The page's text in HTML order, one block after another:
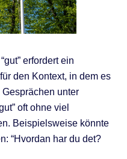
erfordert ein
den Kontext, in dem es
unter
oft ohne viel
Beispielsweise könnte
“Hvordan har du det?